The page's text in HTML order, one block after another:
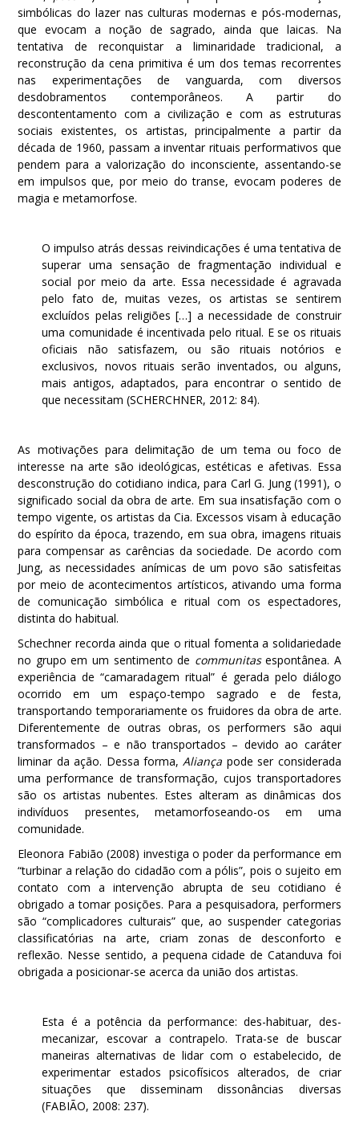
simbólicas do lazer nas culturas modernas e pós-modernas,
que evocam a noção de sagrado, ainda que laicas. Na
tentativa de reconquistar a liminaridade tradicional, a
reconstrução da cena primitiva é um dos temas recorrentes
nas experimentações de vanguarda, com diversos
desdobramentos contemporâneos. A partir do
descontentamento com a civilização e com as estruturas
sociais existentes, os artistas, principalmente a partir da
década de 1960, passam a inventar rituais performativos que
pendem para a valorização do inconsciente, assentando-se
em impulsos que, por meio do transe, evocam poderes de
magia e metamorfose.
O impulso atrás dessas reivindicações é uma tentativa de
superar uma sensação de fragmentação individual e
social por meio da arte. Essa necessidade é agravada
pelo fato de, muitas vezes, os artistas se sentirem
excluídos pelas religiões […] a necessidade de construir
uma comunidade é incentivada pelo ritual. E se os rituais
oficiais não satisfazem, ou são rituais notórios e
exclusivos, novos rituais serão inventados, ou alguns,
mais antigos, adaptados, para encontrar o sentido de
que necessitam (SCHERCHNER, 2012: 84).
As motivações para delimitação de um tema ou foco de
interesse na arte são ideológicas, estéticas e afetivas. Essa
desconstrução do cotidiano indica, para Carl G. Jung (1991), o
significado social da obra de arte. Em sua insatisfação com o
tempo vigente, os artistas da Cia. Excessos visam à educação
do espírito da época, trazendo, em sua obra, imagens rituais
para compensar as carências da sociedade. De acordo com
Jung, as necessidades anímicas de um povo são satisfeitas
por meio de acontecimentos artísticos, ativando uma forma
de comunicação simbólica e ritual com os espectadores,
distinta do habitual.
Schechner recorda ainda que o ritual fomenta a solidariedade
no grupo em um sentimento de communitasespontânea. A
experiência de “camaradagem ritual” é gerada pelo diálogo
ocorrido em um espaço-tempo sagrado e de festa,
transportando temporariamente os fruidores da obra de arte.
Diferentemente de outras obras, os performers são aqui
transformados – e não transportados – devido ao caráter
liminar da ação. Dessa forma,Aliança pode ser considerada
uma performance de transformação, cujos transportadores
são os artistas nubentes. Estes alteram as dinâmicas dos
indivíduos presentes, metamorfoseando-os em uma
comunidade.
Eleonora Fabião (2008) investiga o poder da performance em
“turbinar a relação do cidadão com a pólis”, pois o sujeito em
contato com a intervenção abrupta de seu cotidiano é
obrigado a tomar posições. Para a pesquisadora, performers
são “complicadores culturais” que, ao suspender categorias
classificatórias na arte, criam zonas de desconforto e
reflexão. Nesse sentido, a pequena cidade de Catanduva foi
obrigada a posicionar-se acerca da união dos artistas.
Esta é a potência da performance: des-habituar, des-
mecanizar, escovar a contrapelo. Trata-se de buscar
maneiras alternativas de lidar com o estabelecido, de
experimentar estados psicofísicos alterados, de criar
situações que disseminam dissonâncias diversas
(FABIÃO, 2008: 237).